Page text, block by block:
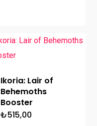
Ikoria: Lair of
Behemoths
Booster
₺515,00